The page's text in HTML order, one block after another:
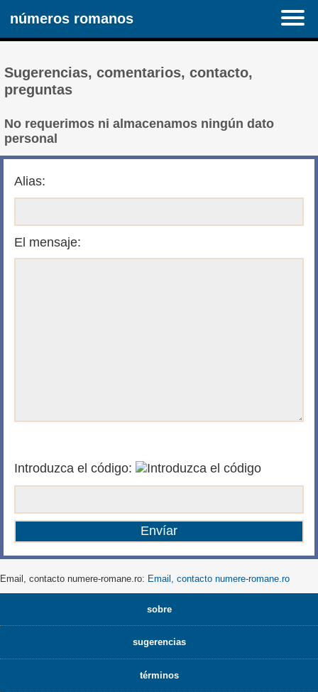
números romanos
Sugerencias, comentarios, contacto,
preguntas
No requerimos ni almacenamos ningún dato
personal
Alias:
El mensaje:
Introduzca el código:
Email, contacto numere-romane.ro: Email, contacto numere-romane.ro
sobre
sugerencias
términos